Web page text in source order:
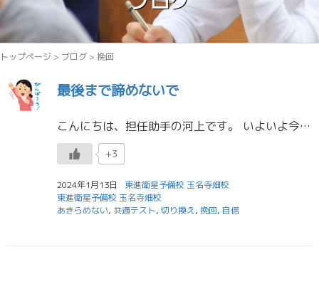
トップページ > ブログ > 挽回
最後まで諦めないで
こんにちは、担任助手の河上です。 いよいよ今日が共通テスト1日目ですね。 ついにこの日がやってきました。昨日、皆さんの表情などを見ると、とても緊張している様子が伝わってきました。 私も3年前の共通テスト前日は緊張しす […]
+3
2024年1月13日
東進衛星予備校 玉名寺畑校
東進衛星予備校 玉名寺畑校
あきらめない, 共通テスト, 切り換え, 挽回, 自信